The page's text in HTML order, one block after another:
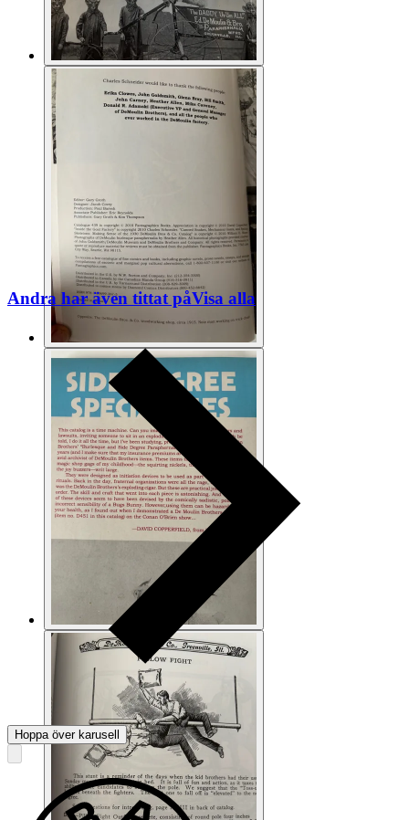
Andra har även tittat påVisa alla
Hoppa över karusell